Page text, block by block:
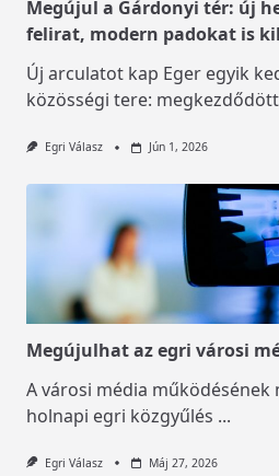
Megújul a Gárdonyi tér: új
felirat, modern padokat is
Új arculatot kap Eger egyik
közösségi tere: megkezdődött
Egri Válasz Jún 1, 2026
Megújulhat az egri városi
A városi média működésének
holnapi egri közgyűlés ...
Egri Válasz Máj 27, 2026